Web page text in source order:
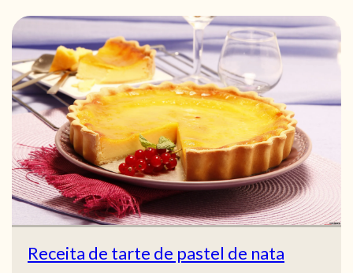
Receita de tarte de pastel de nata